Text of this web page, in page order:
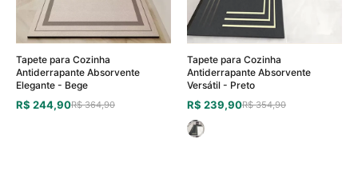
Tapete para Cozinha
Antiderrapante Absorvente
Elegante - Bege
R$ 244,90R$ 364,90
Tapete para Cozinha
Antiderrapante Absorvente
Versátil - Preto
R$ 239,90R$ 354,90